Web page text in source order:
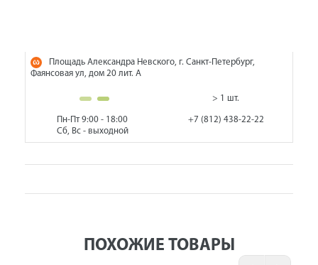
Площадь Александра Невского, г. Санкт-Петербург,
Фаянсовая ул, дом 20 лит. А
> 1 шт.
Пн-Пт 9:00 - 18:00
Сб, Вс - выходной
+7 (812) 438-22-22
ПОХОЖИЕ ТОВАРЫ